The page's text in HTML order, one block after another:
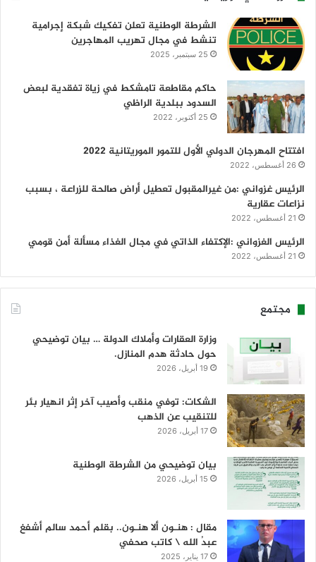
الشرطة الوطنية تعلن تفكيك شبكة إجرامية
تنشط في مجال تهريب المهاجرين
25 سبتمبر، 2025
حاكم مقاطعة تامشكط في زياة تفقدية لبعض
السدود ببلدية الراظي
25 أكتوبر، 2022
افتتاح المهرجان الدولي الأول للتمور الموريتانية 2022
26 أغسطس، 2022
الرئيس غزواني :من غيرالمقبول تعطيل أراض صالحة للزراعة ، بسبب
نزاعات عقارية
21 أغسطس، 2022
الرئيس الغزواني :الإكتفاء الذاتي في مجال الغذاء مسألة أمن قومي
21 أغسطس، 2022
مجتمع
وزارة العقارات وأملاك الدولة … بيان توضيحي
حول حادثة هدم المنازل.
19 أبريل، 2026
الشكات: توفي منقب وأصيب آخر إثر انهيار بئر
للتنقيب عن الذهب
17 أبريل، 2026
بيان توضيحي من الشرطة الوطنية
15 أبريل، 2026
مقال : هنـون ألا هنـون.. بقلم أحمد سالم أشفغ
عبدُ الله \ كاتب صحفي
17 يناير، 2025